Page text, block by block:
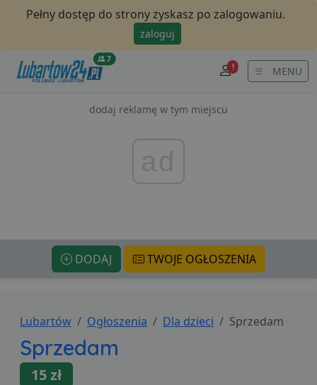
Pełny dostęp do strony zyskasz po zalogowaniu.
zaloguj
7
! MENU
dodaj reklamę w tym miejscu
DODAJ TWOJE OGŁOSZENIA
Lubartów Ogłoszenia Dla dzieci Sprzedam
Sprzedam
15 zł